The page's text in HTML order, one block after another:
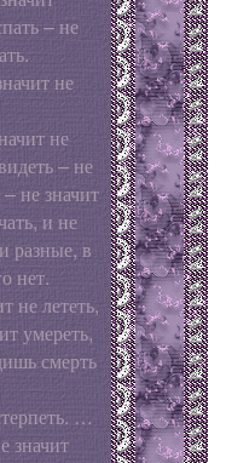
– не
не
не
– не
не значит
и не
разные, в
нет.
не лететь,
умереть,
смерть
…
значит